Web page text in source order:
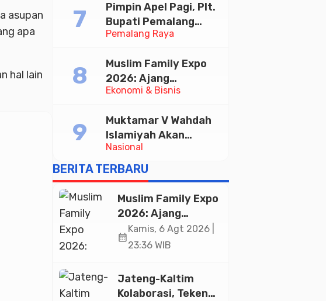
asupan
apa
hal lain
Taekwondo Indonesia
Open 2026
Pemalang Raya
Pimpin Apel Pagi, Plt.
Bupati Pemalang
Tekankan Disiplin dan
Pelayanan Publik
Ekonomi & Bisnis
Muslim Family Expo
2026: Ajang
Silaturahim dan
Halal di Jakarta
Nasional
Muktamar V Wahdah
Islamiyah Akan
Kukuhkan 10.000
Guru Al-Qur’an di
Masjid Istiqlal
BERITA TERBARU
Muslim Family Expo
2026: Ajang
Silaturahim dan
Kebangkitan
Jakarta
calendar_month
Kamis, 6 Agt 2026 |
23:36 WIB
Jateng-Kaltim
Kolaborasi, Teken